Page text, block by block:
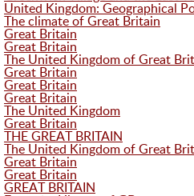
United Kingdom: Geographical
The climate of Great Britain
Great Britain
Great Britain
The United Kingdom of Great
Great Britain
Great Britain
Great Britain
The United Kingdom
Great Britain
THE GREAT BRITAIN
The United Kingdom of Great
Great Britain
Great Britain
GREAT BRITAIN